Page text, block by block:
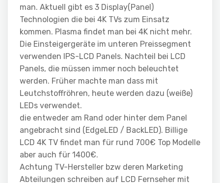
man. Aktuell gibt es 3 Display(Panel)
Technologien die bei 4K TVs zum Einsatz
kommen. Plasma findet man bei 4K nicht mehr.
Die Einsteigergeräte im unteren Preissegment
verwenden IPS-LCD Panels. Nachteil bei LCD
Panels, die müssen immer noch beleuchtet
werden. Früher machte man dass mit
Leutchstoffröhren, heute werden dazu (weiße)
LEDs verwendet.
die entweder am Rand oder hinter dem Panel
angebracht sind (EdgeLED / BackLED). Billige
LCD 4K TV findet man für rund 700€ Top Modelle
aber auch für 1400€.
Achtung TV-Hersteller bzw deren Marketing
Abteilungen schreiben auf LCD Fernseher mit